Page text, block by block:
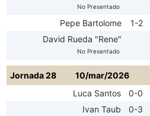
No Presentado
Pepe Bartolome 1-2
David Rueda "Rene"
No Presentado
Jornada 28
10/mar/2026
Luca Santos
0-0
Ivan Taub
0-3